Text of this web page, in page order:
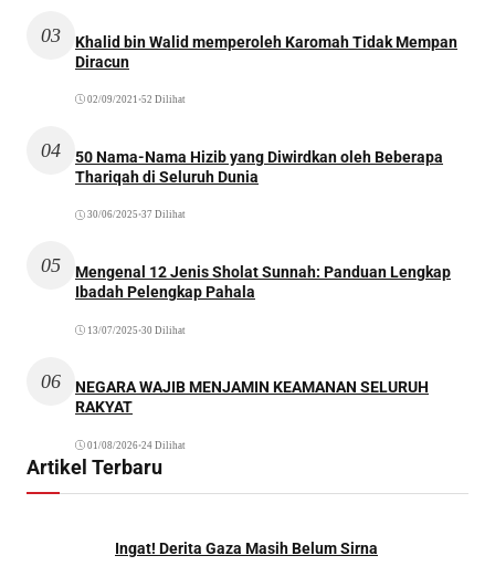
03
Khalid bin Walid memperoleh Karomah Tidak Mempan
Diracun
02/09/2021 •52 Dilihat
04
50 Nama-Nama Hizib yang Diwirdkan oleh Beberapa
Thariqah di Seluruh Dunia
30/06/2025 •37 Dilihat
05
Mengenal 12 Jenis Sholat Sunnah: Panduan Lengkap
Ibadah Pelengkap Pahala
13/07/2025 •30 Dilihat
06
NEGARA WAJIB MENJAMIN KEAMANAN SELURUH
RAKYAT
01/08/2026•24 Dilihat
Artikel Terbaru
Ingat! Derita Gaza Masih Belum Sirna